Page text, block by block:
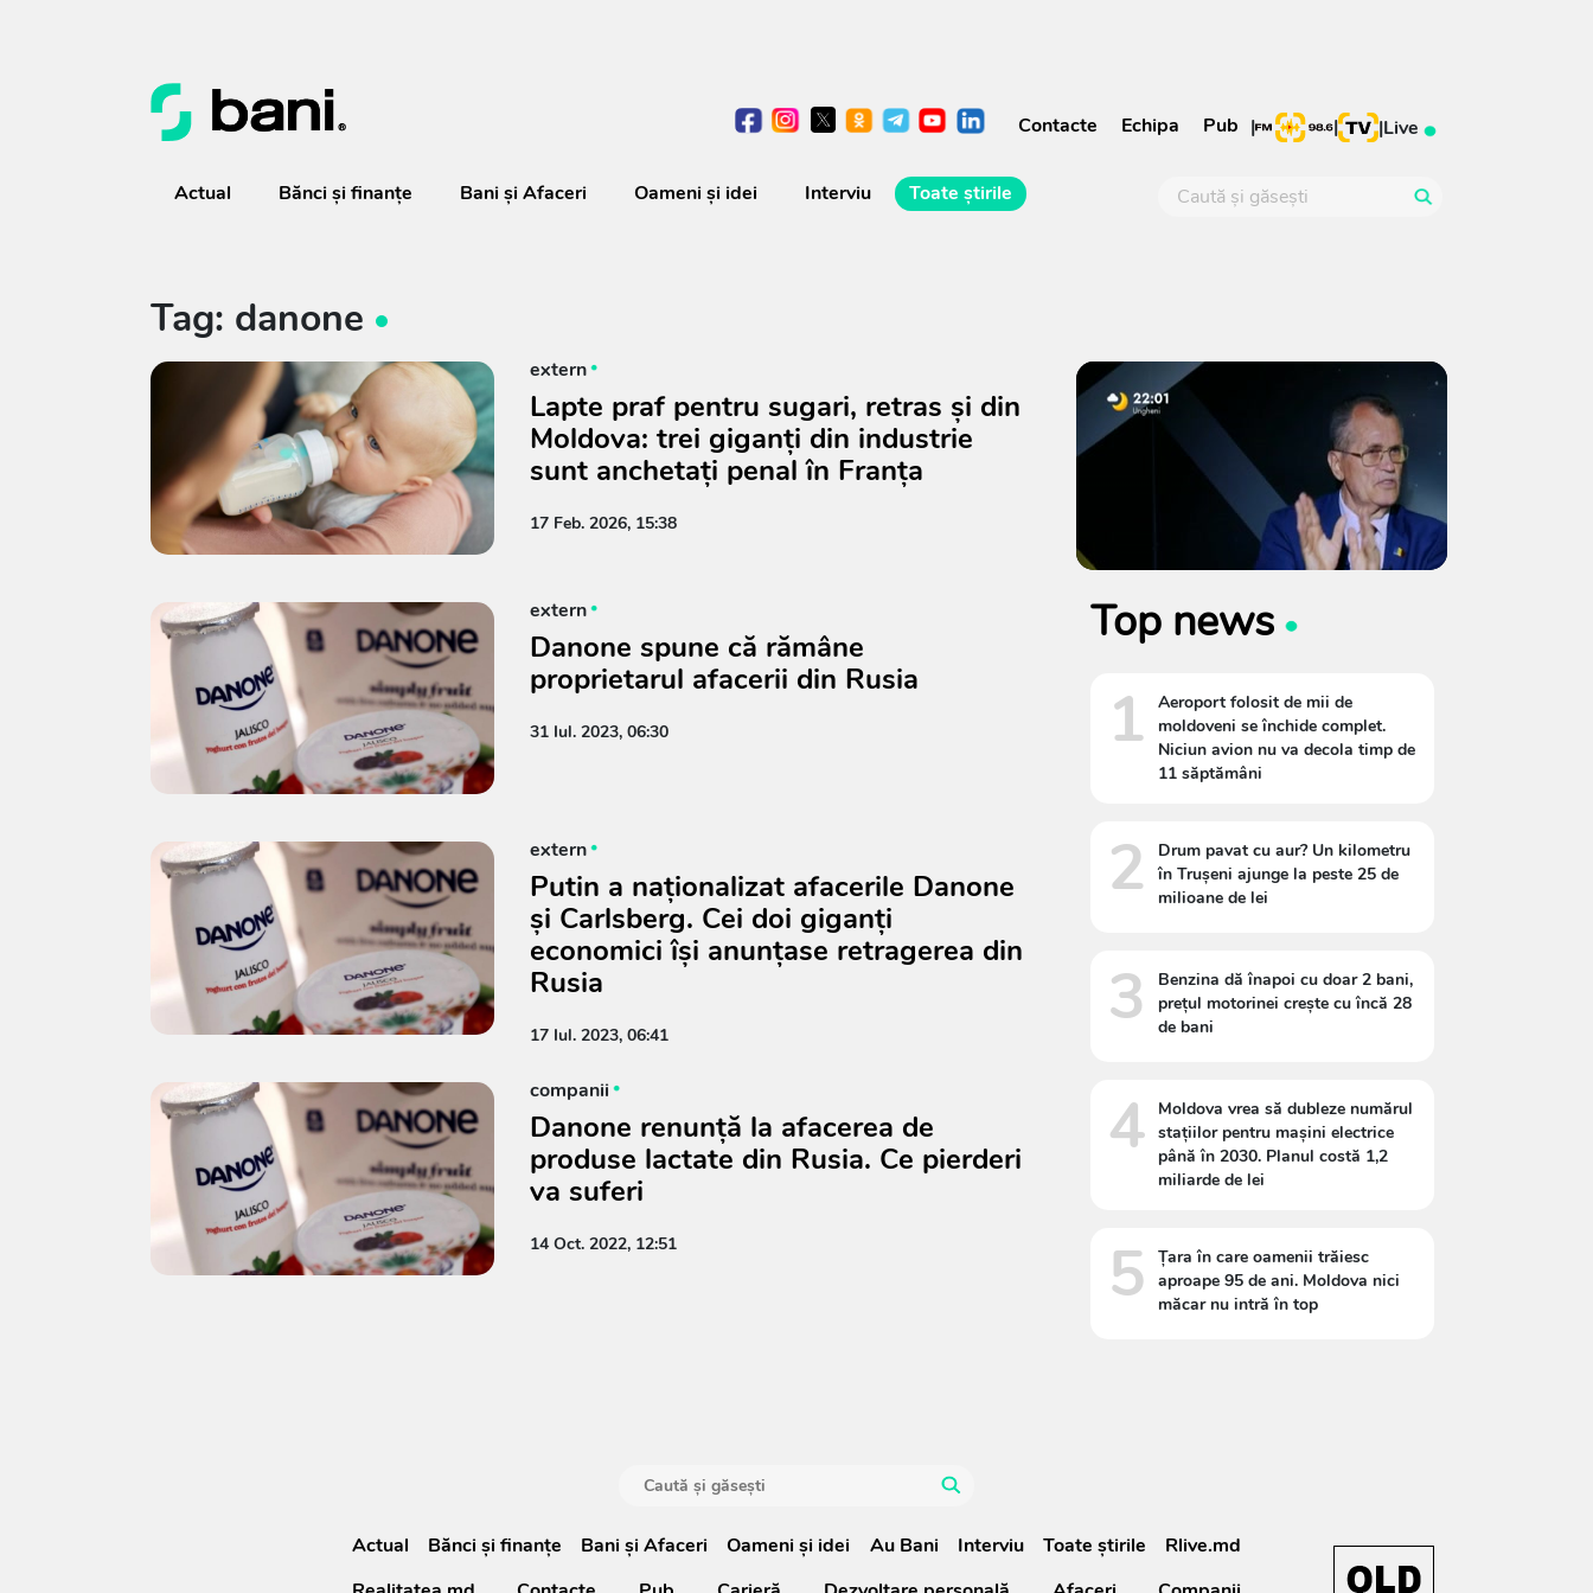
Contacte Echipa Pub | | |Live
Actual Bănci şi finanţe Bani și Afaceri Oameni şi idei Interviu Toate știrile
Tag: danone
extern
Lapte praf pentru sugari, retras și din
Moldova: trei giganți din industrie
sunt anchetați penal în Franța
17 Feb. 2026, 15:38
extern
Danone spune că rămâne
proprietarul afacerii din Rusia
31 Iul. 2023, 06:30
extern
Putin a naționalizat afacerile Danone
și Carlsberg. Cei doi giganți
economici își anunțase retragerea din
Rusia
17 Iul. 2023, 06:41
companii
Danone renunță la afacerea de
produse lactate din Rusia. Ce pierderi
va suferi
14 Oct. 2022, 12:51
Top news
1
Aeroport folosit de mii de
moldoveni se închide complet.
Niciun avion nu va decola timp de
11 săptămâni
2
Drum pavat cu aur? Un kilometru
în Trușeni ajunge la peste 25 de
milioane de lei
3
Benzina dă înapoi cu doar 2 bani,
prețul motorinei crește cu încă 28
de bani
4
Moldova vrea să dubleze numărul
stațiilor pentru mașini electrice
până în 2030. Planul costă 1,2
miliarde de lei
5
Țara în care oamenii trăiesc
aproape 95 de ani. Moldova nici
măcar nu intră în top
Actual Bănci şi finanţe Bani și Afaceri Oameni şi idei Au Bani Interviu Toate știrile
Rlive.md